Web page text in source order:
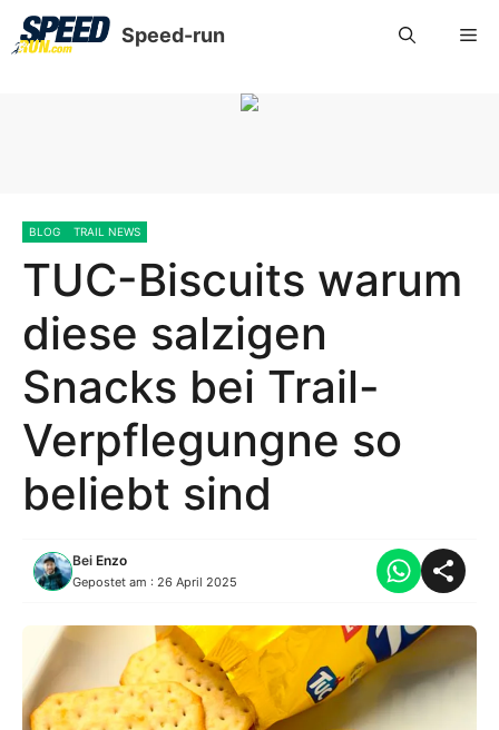
Speed-run
BLOG TRAIL NEWS
TUC-Biscuits warum
diese salzigen
Snacks bei Trail-
Verpflegungne so
beliebt sind
Bei Enzo
Gepostet am : 26 April 2025